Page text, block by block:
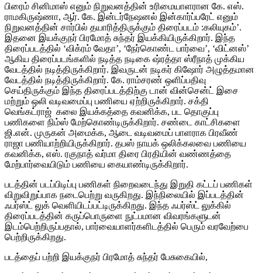
பிரைம் சினிமாஸ் எனும் நிறுவனத்தின் உரிமையாளரான கே. எஸ்.
ராமகிருஷ்ணா, ஆர். கே. இன்டர்நேஷனல் இன்கார்ப்பரேட் எனும்
நிறுவனத்தின் சார்பில் தயாரித்திருக்கும் திரைப்படம் :கலியுகம்’.
இதனை இயக்குநர் பிரமோத் சுந்தர் இயக்கியிருக்கிறார். இந்த
திரைப்படத்தில் ‘விக்ரம் வேதா’, ‘நேர்கொண்ட பார்வை’, ‘விட்னஸ்’
ஆகிய திரைப்படங்களில் நடித்த நடிகை ஷ்ரத்தா ஸ்ரீநாத் முக்கிய
வேடத்தில் நடித்திருக்கிறார். இவருடன் நடிகர் கிஷோர் அழுத்தமான
வேடத்தில் நடித்திருக்கிறார். கே. ராம்சரண் ஒளிப்பதிவு
செய்திருக்கும் இந்த திரைப்படத்திற்கு டான் வின்சென்ட் இசை
மற்றும் ஒலி வடிவமைப்பு பணியை ஏற்றிருக்கிறார். சக்தி
வெங்கட்ராஜ் கலை இயக்கத்தை கவனிக்க, பட தொகுப்பு
பணிகளை நிம்ஸ் மேற்கொண்டிருக்கிறார். சண்டை காட்சிகளை
ஜி.என். முருகன் அமைக்க, ஆடை வடிவமைப் பாளராக பிரவீண்
ராஜா பணியாற்றியிருக்கிறார். தபஸ் நாயக் ஒலிக்கலவை பணியை
கவனிக்க, எஸ். ரகுநாத் வர்மா திரை பிரதியின் வண்ணத்தை
மேற்பார்வையிடும் பணியை கையாண்டிருக்கிறார்.
படத்தின் படப்பிடிப்பு பணிகள் நிறைவடைந்து இறுதி கட்டப் பணிகள்
விறுவிறுப்பாக நடைபெற்று வருகிறது. இந்நிலையில் இப்படத்தின்
ஃபர்ஸ்ட் லுக் வெளியிடப்பட்டிருக்கிறது. இந்த ஃபர்ஸ்ட் லுக்கில்
திரைப்படத்தின் கருப்பொருளை நுட்பமான விவரங்களுடன்
இடம்பெற்றிருப்பதால், பார்வையாளர்களிடத்தில் பெரும் வரவேற்பை
பெற்றிருக்கிறது.
படத்தைப் பற்றி இயக்குநர் பிரமோத் சுந்தர் பேசுகையில்,